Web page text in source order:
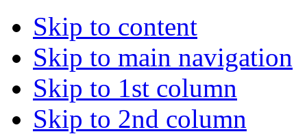
Skip to content
Skip to main navigation
Skip to 1st column
Skip to 2nd column